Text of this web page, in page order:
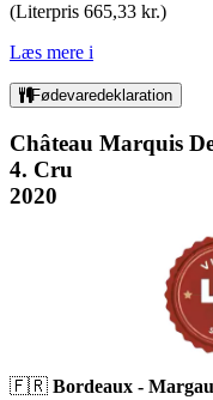
(Literpris 665,33 kr.)
Læs mere i
Fødevaredeklaration
Château Marquis
4. Cru
2020
🇫🇷 Bordeaux -